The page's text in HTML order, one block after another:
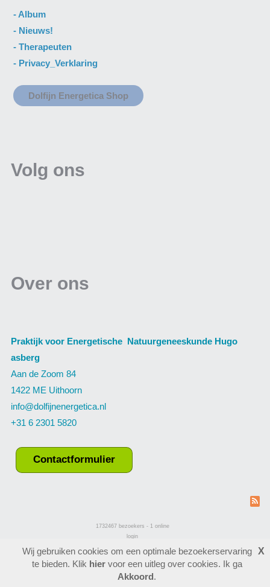
- Album
- Nieuws!
- Therapeuten
- Privacy_Verklaring
Dolfijn Energetica Shop
Volg ons
Over ons
Praktijk voor Energetische Natuurgeneeskunde Hugo
asberg
Aan de Zoom 84
1422 ME Uithoorn
info@dolfijnenergetica.nl
+31 6 2301 5820
Contactformulier
website maken
1732467bezoekers - 1 online
login
Wij gebruiken cookies om een optimale bezoekerservaring
te bieden. Klik hiervoor een uitleg over cookies. Ik ga
Akkoord.
X